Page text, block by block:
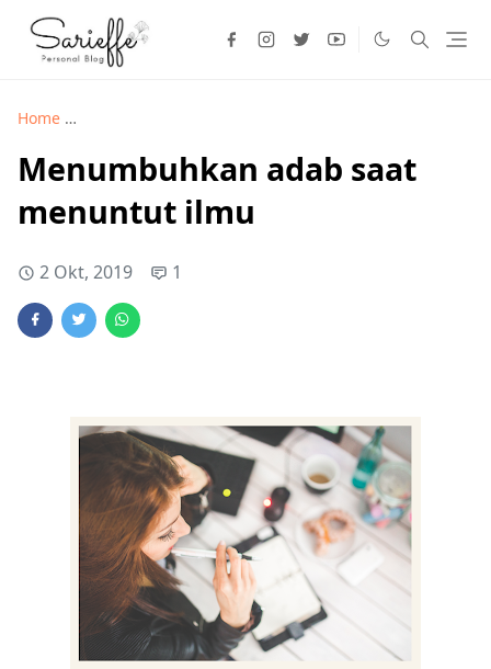
Home
Menumbuhkan adab saat
menuntut ilmu
2 Okt, 2019 1